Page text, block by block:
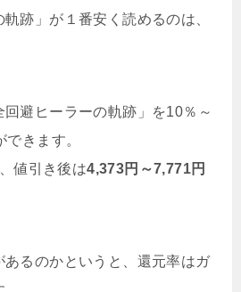
軌跡」が１番安く読めるのは、
回避ヒーラーの軌跡」を10％～
きます。
値引き後は4,373円～7,771円
あるのかというと、還元率はガ